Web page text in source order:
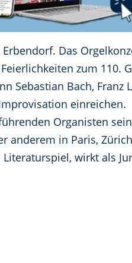
Das
zum 110.
Sebastian Bach, Franz
einreichen.
Organisten
anderem in Paris,
wirkt als